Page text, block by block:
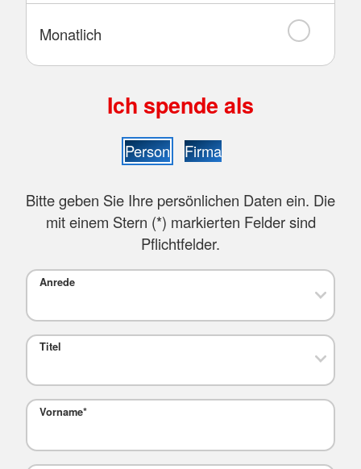
Monatlich
Ich spende als
Person Firma
Bitte geben Sie Ihre persönlichen Daten ein. Die
mit einem Stern (*) markierten Felder sind
Pflichtfelder.
Anrede
Titel
Vorname*